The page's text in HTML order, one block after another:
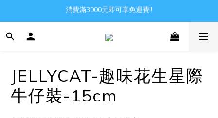
Gather all the joys in the world
消費滿3000元即可享免運費!!
JELLYCAT-趣味花生星際
牛仔裝-15cm